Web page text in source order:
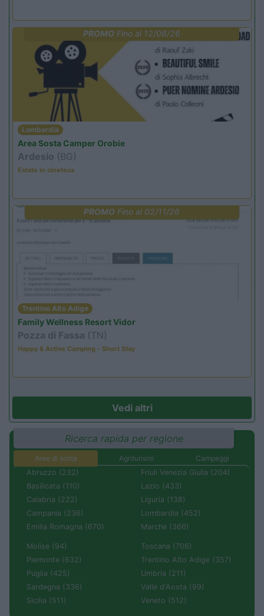
PROMO Fino al 12/08/26
Lombardia
Area Sosta Camper Orobie
Ardesio (BG)
Estate in cineteca
PROMO Fino al 02/11/26
Trentino Alto Adige
Family Wellness Resort Vidor
Pozza di Fassa (TN)
Happy & Active Camping - Short Stay
Vedi altri
Ricerca rapida per regione
Aree di sosta Agriturismi
Campeggi
Abruzzo (232)
Basilicata (110)
Calabria (222)
Campania (236)
Emilia Romagna (670)
Friuli Venezia Giulia (204)
Lazio (433)
Liguria (138)
Lombardia (452)
Marche (366)
Molise (94)
Piemonte (632)
Puglia (425)
Sardegna (336)
Sicilia (511)
Toscana (706)
Trentino Alto Adige (357)
Umbria (211)
Valle d'Aosta (99)
Veneto (512)